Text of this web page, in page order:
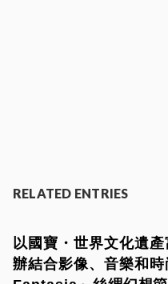
RELATED ENTRIES
以國寶・世界文化遺
辦結合影像、音樂和